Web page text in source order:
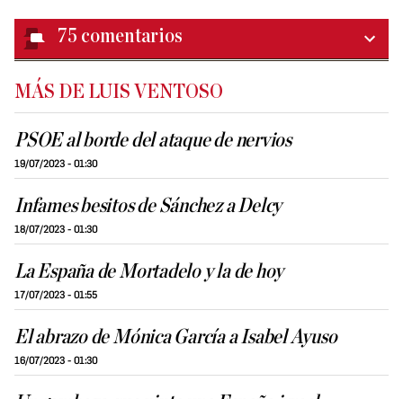
75 comentarios
MÁS DE LUIS VENTOSO
PSOE al borde del ataque de nervios
19/07/2023 - 01:30
Infames besitos de Sánchez a Delcy
18/07/2023 - 01:30
La España de Mortadelo y la de hoy
17/07/2023 - 01:55
El abrazo de Mónica García a Isabel Ayuso
16/07/2023 - 01:30